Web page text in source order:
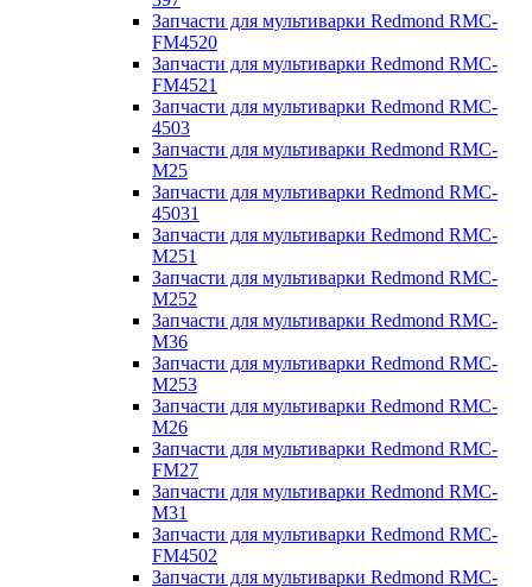
Запчасти для мультиварки Redmond RMC-
FM4520
Запчасти для мультиварки Redmond RMC-
FM4521
Запчасти для мультиварки Redmond RMC-
4503
Запчасти для мультиварки Redmond RMC-
M25
Запчасти для мультиварки Redmond RMC-
45031
Запчасти для мультиварки Redmond RMC-
M251
Запчасти для мультиварки Redmond RMC-
M252
Запчасти для мультиварки Redmond RMC-
M36
Запчасти для мультиварки Redmond RMC-
M253
Запчасти для мультиварки Redmond RMC-
M26
Запчасти для мультиварки Redmond RMC-
FM27
Запчасти для мультиварки Redmond RMC-
M31
Запчасти для мультиварки Redmond RMC-
FM4502
Запчасти для мультиварки Redmond RMC-